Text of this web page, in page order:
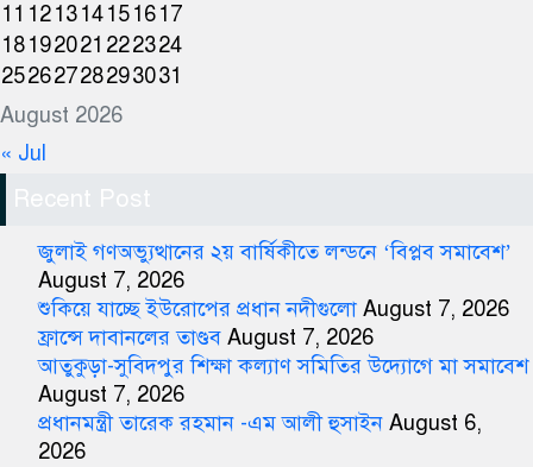
August 2026
11 121314151617
18192021 222324
25262728293031
« Jul
Recent Post
জুলাই গণঅভ্যুত্থানের ২য় বার্ষিকীতে লন্ডনে ‘বিপ্লব সমাবেশ’
August 7, 2026
শুকিয়ে যাচ্ছে ইউরোপের প্রধান নদীগুলো August 7, 2026
ফ্রান্সে দাবানলের তাণ্ডব August 7, 2026
আতুকুড়া-সুবিদপুর শিক্ষা কল্যাণ সমিতির উদ্যোগে মা সমাবেশ
August 7, 2026
প্রধানমন্ত্রী তারেক রহমান -এম আলী হুসাইন August 6,
2026